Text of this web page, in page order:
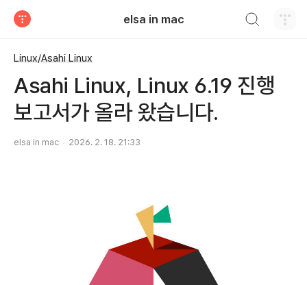
elsa in mac
Linux/Asahi Linux
Asahi Linux, Linux 6.19 진행
보고서가 올라 왔습니다.
elsa in mac 2026. 2. 18. 21:33